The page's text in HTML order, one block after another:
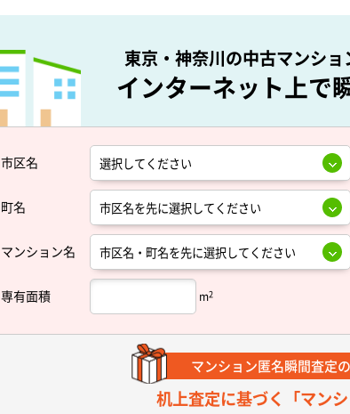
東京・神奈川の中古マンショ
インターネット上で
市区名
町名
マンション名
専有面積 m2
マンション匿名瞬間査定の
机上査定に基づく 「マン